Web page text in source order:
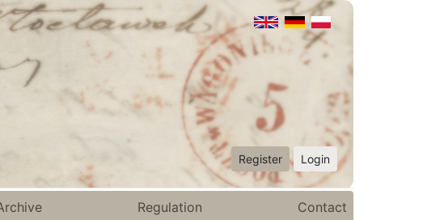
Register Login
Regulation Contact